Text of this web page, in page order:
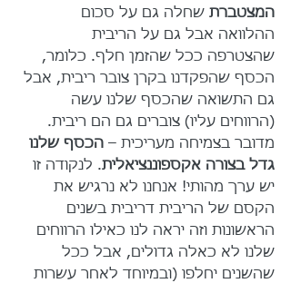
המצטברת שחלה גם על סכום
ההלוואה אבל גם על הריבית
שהצטרפה ככל שהזמן חלף. כלומר,
הכסף שהפקדנו בקרן צובר ריבית, אבל
גם התשואה שהכסף שלנו עשה
(הרווחים עליו) צוברים גם הם ריבית.
מדובר בצמיחה מעריכית – הכסף שלנו
גדל בצורה אקספוננציאלית. לנקודה זו
יש ערך מהותי! אנחנו לא נרגיש את
הקסם של הריבית דריבית בשנים
הראשונות וזה יראה לנו כאילו הרווחים
שלנו לא כאלה גדולים, אבל ככל
שהשנים יחלפו (ובמיוחד לאחר עשרות